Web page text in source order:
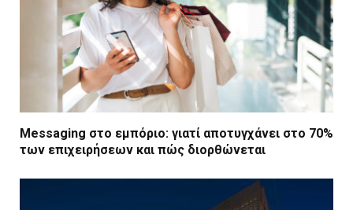
Messaging στο εμπόριο: γιατί αποτυγχάνει στο 70%
των επιχειρήσεων και πώς διορθώνεται